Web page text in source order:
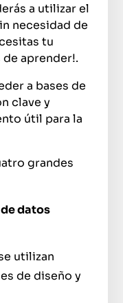
a utilizar el
necesidad de
tu
de aprender!.
a bases de
clave y
útil para la
grandes
datos
utilizan
de diseño y